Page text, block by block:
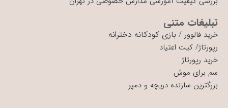
تبلیغات متنی
خرید فالوور / بازی کودکانه دخترانه
رپورتاژ/ کیت اعتیاد
خرید رپورتاژ
سم برای موش
بزرگترین سازنده دریچه و دمپر